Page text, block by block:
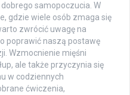
samopoczucia. W
gdzie wiele osób zmaga się
zwrócić uwagę na
poprawić naszą postawę
Wzmocnienie mięśni
ale także przyczynia się
w codziennych
ćwiczenia,